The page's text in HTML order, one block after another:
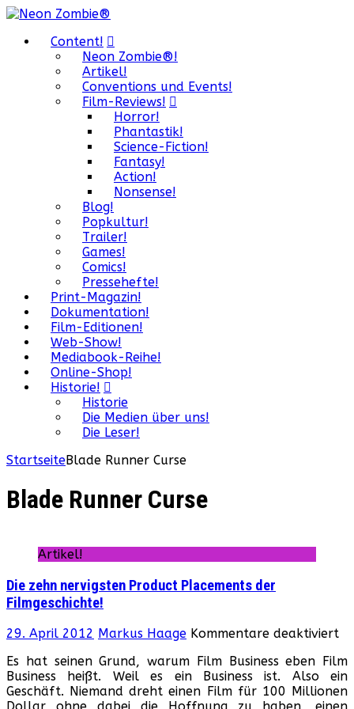
Content!
Neon Zombie®!
Artikel!
Conventions und Events!
Film-Reviews!
Horror!
Phantastik!
Science-Fiction!
Fantasy!
Action!
Nonsense!
Blog!
Popkultur!
Trailer!
Games!
Comics!
Pressehefte!
Print-Magazin!
Dokumentation!
Film-Editionen!
Web-Show!
Mediabook-Reihe!
Online-Shop!
Historie!
Historie
Die Medien über uns!
Die Leser!
StartseiteBlade Runner Curse
Blade Runner Curse
Artikel!
Die zehn nervigsten Product Placements der
Filmgeschichte!
29. April 2012 Markus Haage Kommentare deaktiviert
Es hat seinen Grund, warum Film Business eben Film
Business heißt. Weil es ein Business ist. Also ein
Geschäft. Niemand dreht einen Film für 100 Millionen